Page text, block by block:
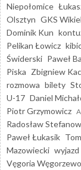
Niepołomice
Olsztyn GKS
Dominik Kun
Pelikan Łowicz
Świderski Paweł
Piska Zbigniew
rozmowa bilety
U-17 Daniel
Piotr Grzymowicz
Radosław
Paweł Łukasik
Mazowiecki wyjazd
Vęgoria Węgorzewo